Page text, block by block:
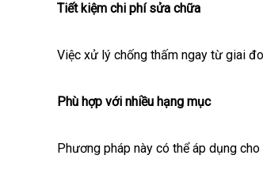
Tiết kiệm chi phí sửa chữa
Việc xử lý chống thấm ngay từ giai
Phù hợp với nhiều hạng mục
Phương pháp này có thể áp dụng